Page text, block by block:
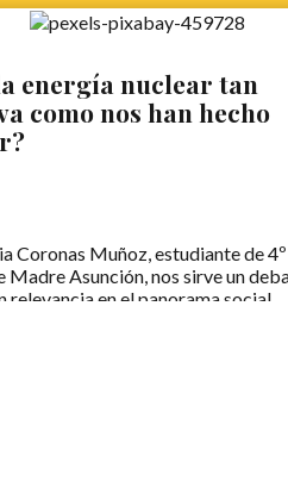
energía nuclear tan
como nos han hecho
Coronas Muñoz, estudiante de
Madre Asunción, nos sirve un
relevancia en el panorama social.